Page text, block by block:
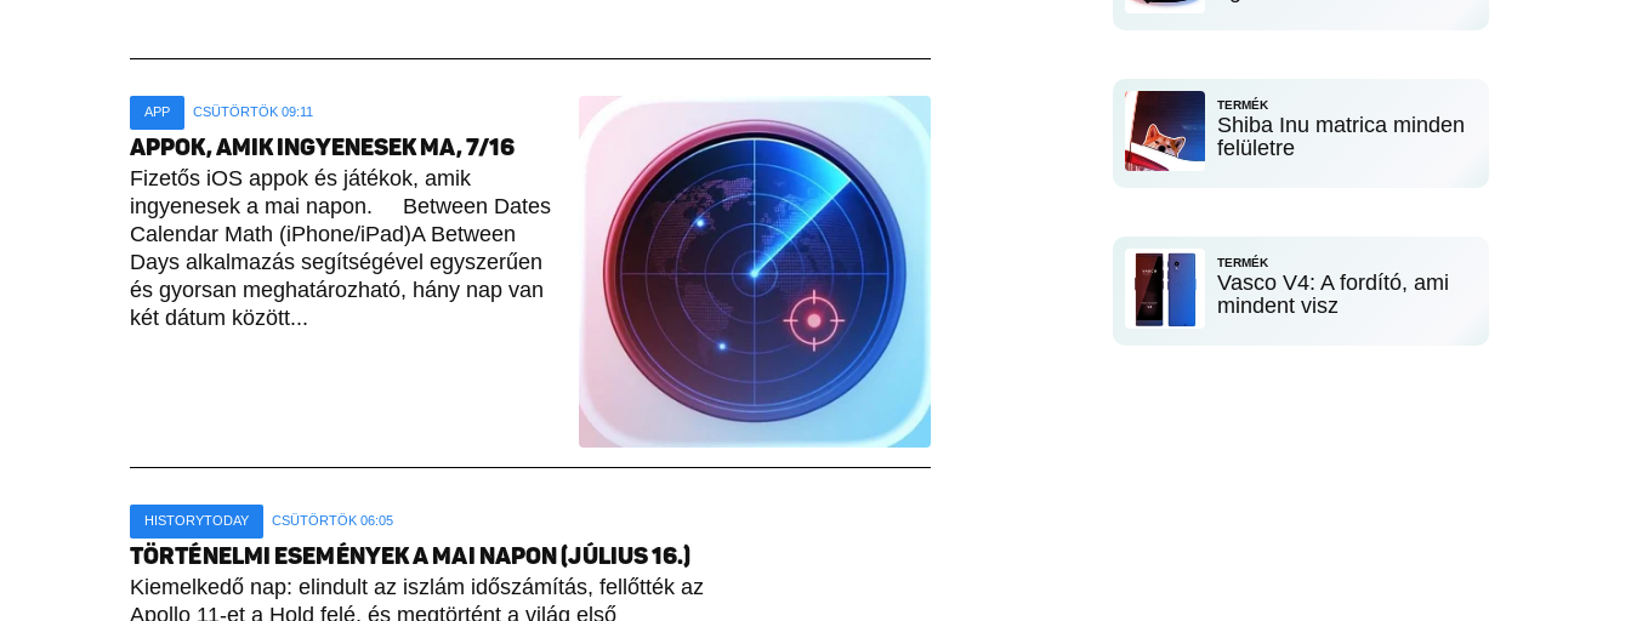
APP CSÜTÖRTÖK 09:11
APPOK, AMIK INGYENESEK MA, 7/16
Fizetős iOS appok és játékok, amik
ingyenesek a mai napon. Between Dates
Calendar Math (iPhone/iPad)A Between
Days alkalmazás segítségével egyszerűen
és gyorsan meghatározható, hány nap van
két dátum között...
HISTORYTODAY CSÜTÖRTÖK 06:05
TÖRTÉNELMI ESEMÉNYEK A MAI NAPON (JÚLIUS 16.)
Kiemelkedő nap: elindult az iszlám időszámítás, fellőtték az
Apollo 11-et a Hold felé, és megtörtént a világ első
TERMÉK
Shiba Inu matrica minden
felületre
TERMÉK
Vasco V4: A fordító, ami
mindent visz